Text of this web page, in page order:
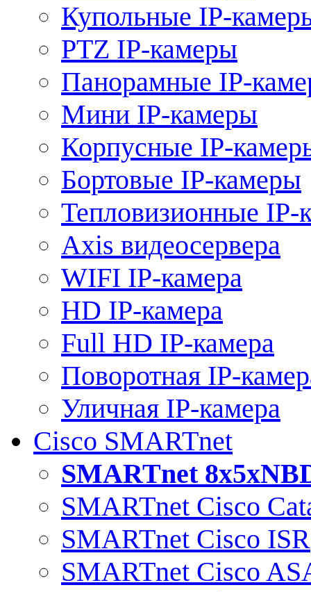
Купольные IP-
PTZ IP-камеры
Панорамные IP-
Мини IP-камеры
Корпусные IP-
Бортовые IP-камеры
Тепловизионные IP-
Axis видеосервера
WIFI IP-камера
HD IP-камера
Full HD IP-камера
Поворотная IP-
Уличная IP-камера
Cisco SMARTnet
SMARTnet
SMARTnet Cisco
SMARTnet Cisco ISR
SMARTnet Cisco